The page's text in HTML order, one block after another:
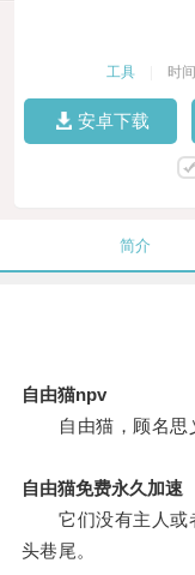
工具 时
安卓下载
简介
自由猫npv
自由猫，顾名思义
自由猫免费永久加速
它们没有主人或
头巷尾。